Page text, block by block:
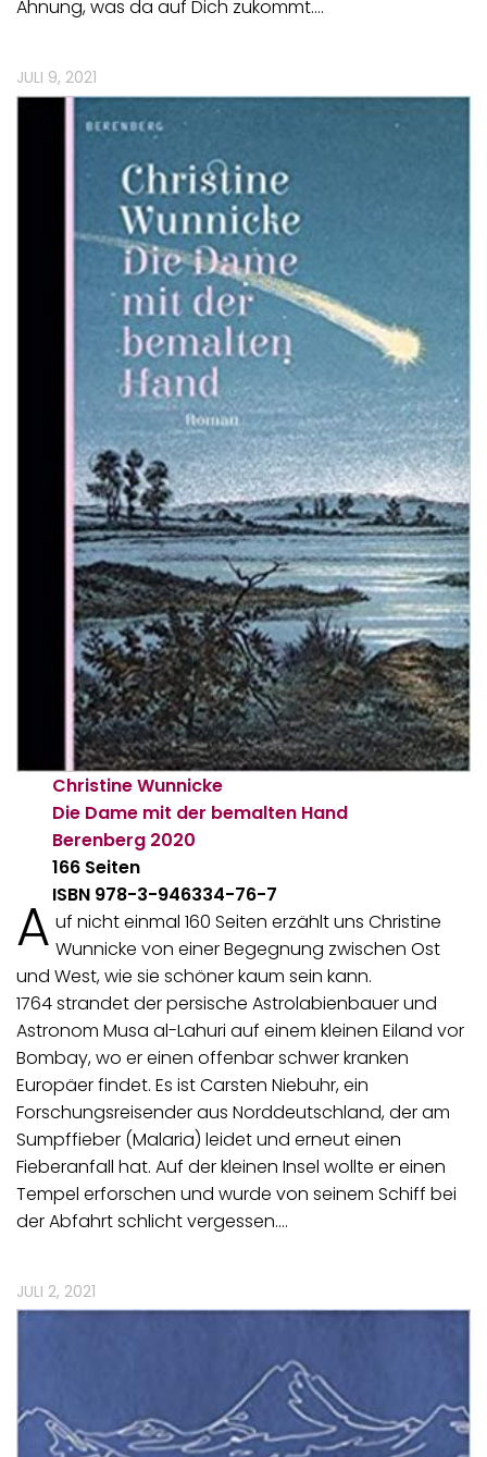
Ahnung, was da auf Dich zukommt.…
JULI 9, 2021
Christine Wunnicke
Die Dame mit der bemalten Hand
Berenberg 2020
166 Seiten
ISBN 978-3-946334-76-7
A uf nicht einmal 160 Seiten erzählt uns Christine
Wunnicke von einer Begegnung zwischen Ost
und West, wie sie schöner kaum sein kann.
1764 strandet der persische Astrolabienbauer und
Astronom Musa al-Lahuri auf einem kleinen Eiland vor
Bombay, wo er einen offenbar schwer kranken
Europäer findet. Es ist Carsten Niebuhr, ein
Forschungsreisender aus Norddeutschland, der am
Sumpffieber (Malaria) leidet und erneut einen
Fieberanfall hat. Auf der kleinen Insel wollte er einen
Tempel erforschen und wurde von seinem Schiff bei
der Abfahrt schlicht vergessen.…
JULI 2, 2021